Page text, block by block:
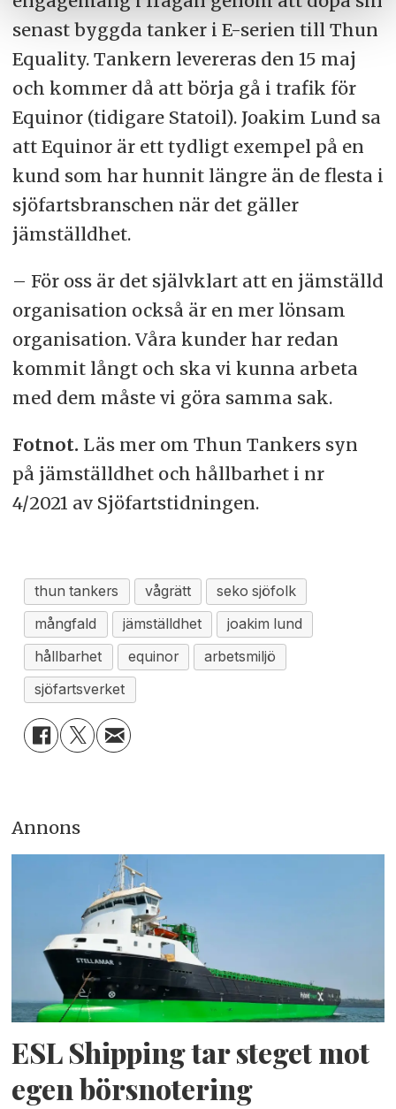
senast byggda tanker i E-serien till Thun
Equality. Tankern levereras den 15 maj
och kommer då att börja gå i trafik för
Equinor (tidigare Statoil). Joakim Lund sa
att Equinor är ett tydligt exempel på en
kund som har hunnit längre än de flesta i
sjöfartsbranschen när det gäller
jämställdhet.
– För oss är det självklart att en jämställd
organisation också är en mer lönsam
organisation. Våra kunder har redan
kommit långt och ska vi kunna arbeta
med dem måste vi göra samma sak.
Fotnot. Läs mer om Thun Tankers syn
på jämställdhet och hållbarhet i nr
4/2021 av Sjöfartstidningen.
thun tankers vågrätt
seko sjöfolk
mångfald
jämställdhet
joakim lund
hållbarhet
equinor
arbetsmiljö
sjöfartsverket
Annons
ESL Shipping tar steget mot
egen börsnotering